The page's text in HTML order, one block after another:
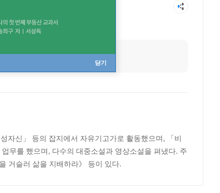
닫기
자신」 등의 잡지에서 자유기고가로 활동했으며, 「비
무를 했으며, 다수의 대중소설과 영상소설을 펴냈다. 주
거슬러 삶을 지배하라》 등이 있다.